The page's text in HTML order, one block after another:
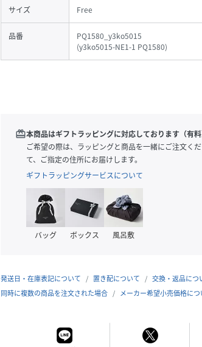
サイズ Free
品番
PQ1580_y3ko5015
(y3ko5015-NE1-1 PQ1580)
redeem本商品はギフトラッピングに対応しております（有料
ご希望の際は、ラッピングと商品を一緒にご注文く
て、ご指定の住所にお届けします。
ギフトラッピングサービスについて
バッグ ボックス 風呂敷
発送日・在庫表記について 置き配について
交換・返品につ
同時に複数の商品を注文された場合
メーカー希望小売価格につ